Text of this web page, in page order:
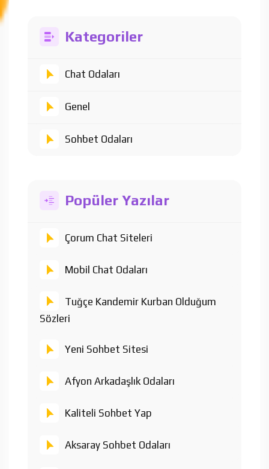
Kategoriler
Chat Odaları
Genel
Sohbet Odaları
Popüler Yazılar
Çorum Chat Siteleri
Mobil Chat Odaları
Tuğçe Kandemir Kurban Olduğum
Sözleri
Yeni Sohbet Sitesi
Afyon Arkadaşlık Odaları
Kaliteli Sohbet Yap
Aksaray Sohbet Odaları